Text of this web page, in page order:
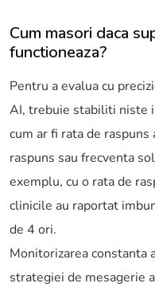
Cum masori daca
functioneaza?
Pentru a evalua cu
AI, trebuie stabiliti niste
cum ar fi rata de
raspuns sau frecventa
exemplu, cu o rata de
clinicile au raportat
de 4 ori.
Monitorizarea constanta
strategiei de mesagerie